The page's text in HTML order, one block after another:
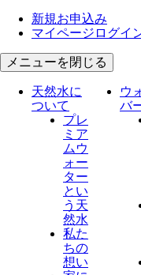
新規お申込み
マイページログイ
メニューを閉じる
天然水に
ついて
プレ
ミア
ムウ
ォー
ター
とい
う天
然水
私た
ちの
想い
ウ
バ